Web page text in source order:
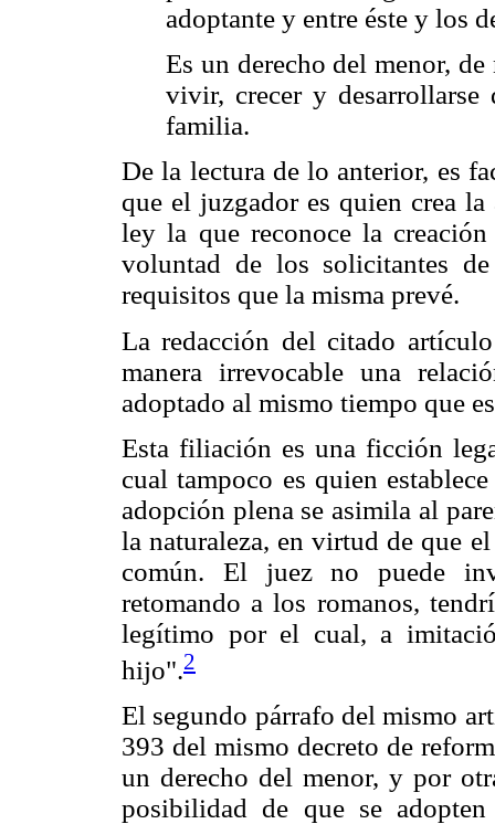
adoptante y entre éste y los
Es un derecho del menor,
vivir, crecer y desarrollarse
familia.
De la lectura de lo anterior, es
que el juzgador es quien crea
ley la que reconoce la
voluntad de los solicitantes
requisitos que la misma prevé.
La redacción del citado
manera irrevocable una
adoptado al mismo tiempo que
Esta filiación es una ficción
cual tampoco es quien
adopción plena se asimila al
la naturaleza, en virtud de que
común. El juez no puede
retomando a los romanos,
legítimo por el cual, a
hijo".2
El segundo párrafo del mismo
393 del mismo decreto de
un derecho del menor, y por
posibilidad de que se